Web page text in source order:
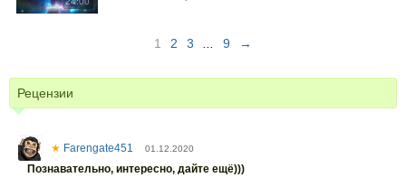
1 2 3 9 →
Рецензии
★ Farengate451 01.12.2020
Познавательно, интересно, дайте ещё)))